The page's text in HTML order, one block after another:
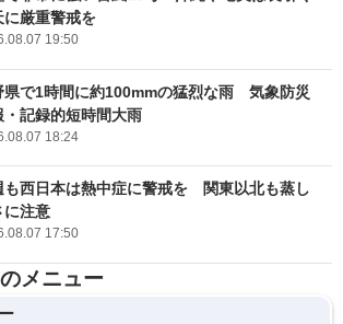
に厳重警戒を
19:50
県で1時間に約100mmの猛烈な雨 気象防災
・記録的短時間大雨
18:24
も西日本は熱中症に警戒を 関東以北も蒸し
に注意
17:50
メニュー